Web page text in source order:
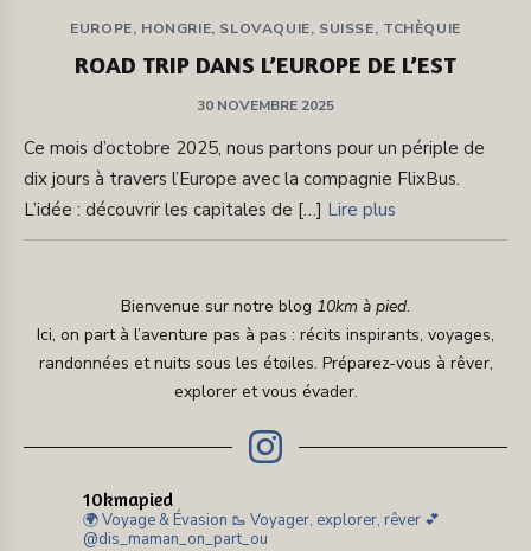
EUROPE, HONGRIE, SLOVAQUIE, SUISSE, TCHÈQUIE
ROAD TRIP DANS L’EUROPE DE L’EST
PUBLIÉ
30 NOVEMBRE 2025
Ce mois d’octobre 2025, nous partons pour un périple de
dix jours à travers l’Europe avec la compagnie FlixBus.
L’idée : découvrir les capitales de […] Lire plus
Bienvenue sur notre blog 10km à pied.
Ici, on part à l’aventure pas à pas : récits inspirants, voyages,
randonnées et nuits sous les étoiles. Préparez-vous à rêver,
explorer et vous évader.
10kmapied
🌍 Voyage & Évasion 🥾 Voyager, explorer, rêver 💕
@dis_maman_on_part_ou